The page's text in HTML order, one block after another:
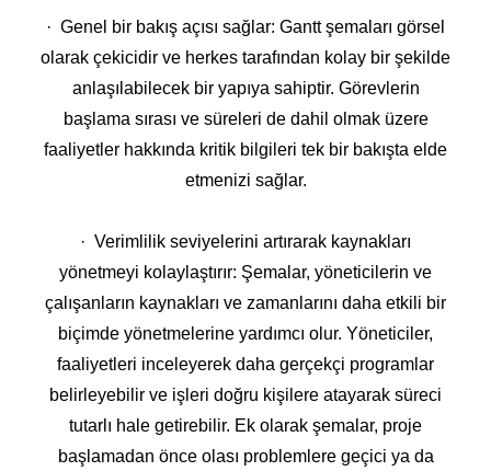
· Genel bir bakış açısı sağlar: Gantt şemaları görsel
olarak çekicidir ve herkes tarafından kolay bir şekilde
anlaşılabilecek bir yapıya sahiptir. Görevlerin
başlama sırası ve süreleri de dahil olmak üzere
faaliyetler hakkında kritik bilgileri tek bir bakışta elde
etmenizi sağlar.
· Verimlilik seviyelerini artırarak kaynakları
yönetmeyi kolaylaştırır: Şemalar, yöneticilerin ve
çalışanların kaynakları ve zamanlarını daha etkili bir
biçimde yönetmelerine yardımcı olur. Yöneticiler,
faaliyetleri inceleyerek daha gerçekçi programlar
belirleyebilir ve işleri doğru kişilere atayarak süreci
tutarlı hale getirebilir. Ek olarak şemalar, proje
başlamadan önce olası problemlere geçici ya da